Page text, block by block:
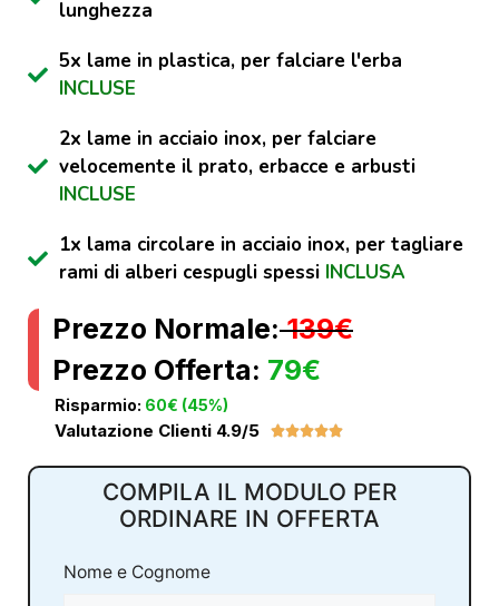
lunghezza
5x lame in plastica, per falciare l'erba
INCLUSE
2x lame in acciaio inox, per falciare
velocemente il prato, erbacce e arbusti
INCLUSE
1x lama circolare in acciaio inox, per tagliare
rami di alberi cespugli spessi INCLUSA
Prezzo Normale:139€
Prezzo Offerta: 79€
Risparmio: 60€ (45%)
Valutazione Clienti 4.9/5 
COMPILA IL MODULO PER
ORDINARE IN OFFERTA
Nome e Cognome